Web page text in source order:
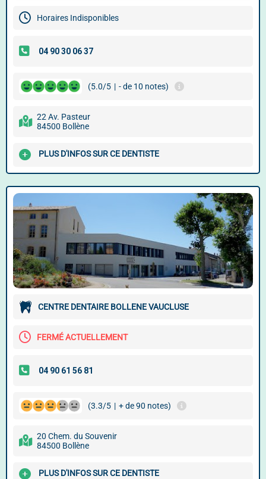
Horaires Indisponibles
(5.0/5 | - de 10 notes)
22 Av. Pasteur
84500 Bollène
PLUS D'INFOS SUR CE DENTISTE
CENTRE DENTAIRE BOLLENE VAUCLUSE
FERMÉ ACTUELLEMENT
(3.3/5 | + de 90 notes)
20 Chem. du Souvenir
84500 Bollène
PLUS D'INFOS SUR CE DENTISTE